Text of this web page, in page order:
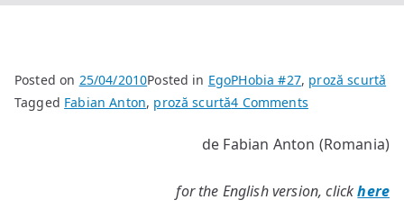
Posted on 25/04/2010Posted in EgoPHobia #27, proză scurtă
Tagged Fabian Anton, proză scurtă4 Commentson
de Fabian Anton (Romania)
for the English version, clickhere